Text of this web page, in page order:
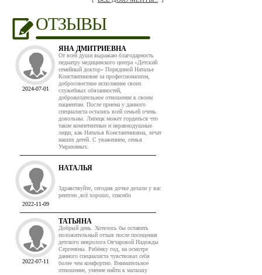
ОТЗЫВЫ
2024-07-01
ЯНА ДМИТРИЕВНА
От всей души выражаю благодарность
педиатру медицинского центра «Детский
семейный доктор» Порядиной Наталье
Константиновне за профессионализм,
добросовестное исполнение своих
служебных обязанностей,
доброжелательное отношение к своим
пациентам. После приема у данного
специалиста остались всей семьей очень
довольны. Липецк может гордиться что
такие компетентные и неравнодушные
люди, как Наталья Константиновна, лечат
наших детей. С уважением, семья
Умрихиных.
2022-11-09
НАТАЛЬЯ
Здравствуйте, сегодня дочке делали у вас
рентген ,всё хорошо, спасибо
2022-07-11
ТАТЬЯНА
Добрый день. Хотелось бы оставить
положительный отзыв после посещения
детского невролога Овчаровой Надежды
Сергеевны. Ребёнку год, на осмотре
данного специалиста чувствовал себя
более чем комфортно. Внимательное
отношение, умение найти к малышу